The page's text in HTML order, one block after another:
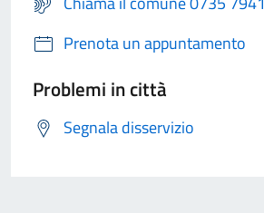
Prenota un appuntamento
Problemi in città
Segnala disservizio